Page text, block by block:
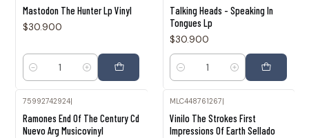
Mastodon The Hunter Lp Vinyl
$30.900
Cantidad
Talking Heads - Speaking In
Tongues Lp
$30.900
Cantidad
75992742924|
Ramones End Of The Century Cd
Nuevo Arg Musicovinyl
MLC448761267
Vinilo The Strokes First
Impressions Of Earth Sellado